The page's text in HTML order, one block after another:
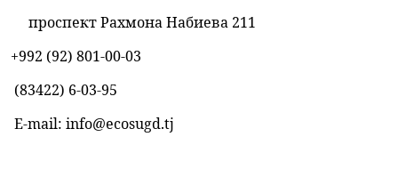
проспект Рахмона Набиева 211
+992 (92) 801-00-03
(83422) 6-03-95
E-mail: info@ecosugd.tj